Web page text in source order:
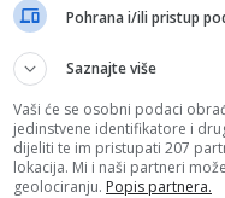
u Ligi prvaka?!
i
Pohrana i/ili pristup
Saznajte više
Vaši će se osobni podaci
jedinstvene identifikatore i
dijeliti te im pristupati 207
lokacija. Mi i naši partneri
geolociranju. Popis partnera.